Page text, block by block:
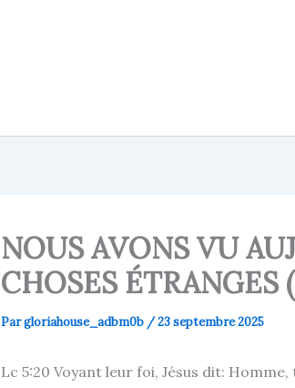
NOUS AVONS VU
CHOSES ÉTRANGES
Pargloriahouse_adbm0b /23 septembre 2025
Lc 5:20 Voyant leur foi, Jésus dit: